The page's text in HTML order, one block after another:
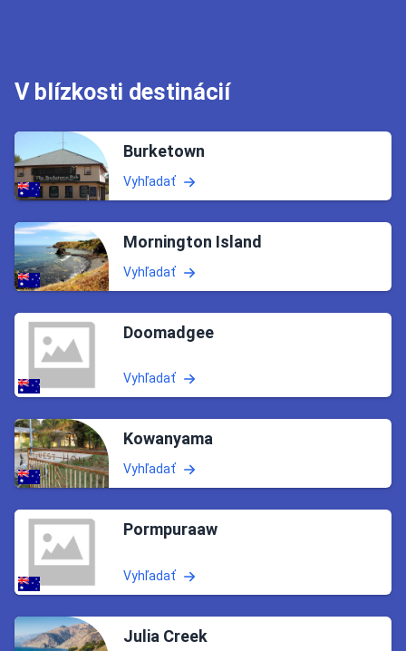
V blízkosti destinácií
Burketown
Vyhľadať
Mornington Island
Vyhľadať
Doomadgee
Vyhľadať
Kowanyama
Vyhľadať
Pormpuraaw
Vyhľadať
Julia Creek